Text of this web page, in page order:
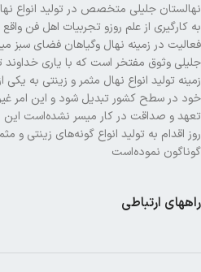
نهالستان جلیلی متخصص در تولید انواع
به کارگیری از علم روزو تجربیات اهل فن
فعالیت در زمینه نهال وگیاهان فضای سبز
جلیلی وثوق مفتخر است که با یاری
زمینه تولید انواع نهال مثمر و زینتی به یکی
خود در سطح کشور تبدیل شود و این امر غیر
تعهد و صداقت در کار میسر نشده‌است این
روز اقدام به تولید انواع گونه‌های زینتی و
گوناگون نموده‌است
راههای ارتباطی